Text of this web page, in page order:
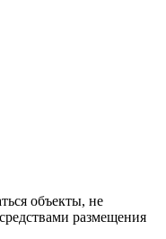
объекты, не
размещения